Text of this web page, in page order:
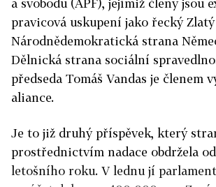
a svobodu (APF), jejímiž členy jsou
pravicová uskupení jako řecký
Národnědemokratická strana
Dělnická strana sociální
předseda Tomáš Vandas je členem
aliance.
Je to již druhý příspěvek, který
prostřednictvím nadace obdržela
letošního roku. V lednu jí